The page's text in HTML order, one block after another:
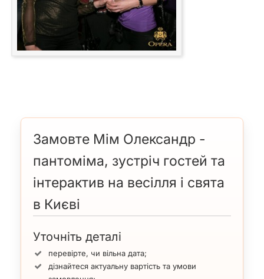
Замовте Мім Олександр -
пантоміма, зустріч гостей та
інтерактив на весілля і свята
в Києві
Уточніть деталі
перевірте, чи вільна дата;
дізнайтеся актуальну вартість та умови